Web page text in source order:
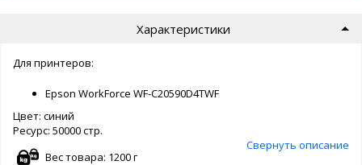
Характеристики
Для принтеров:
Epson WorkForce WF-C20590D4TWF
Цвет: синий
Ресурс: 50000 стр.
Свернуть описание
Вес товара: 1200 г